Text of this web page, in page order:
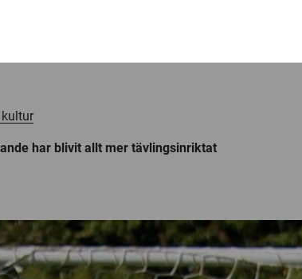
har blivit allt mer tävlingsinriktat